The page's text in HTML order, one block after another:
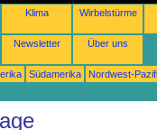
Klima Wirbelstürme
Newsletter Über uns
Südamerika
Nordwest-